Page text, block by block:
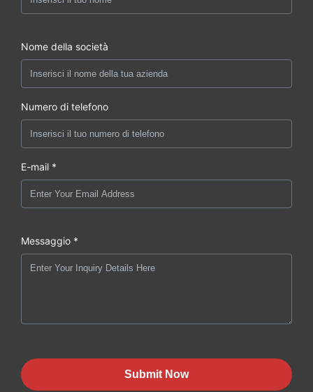
Nome della società
Numero di telefono
E-mail *
Messaggio *
Submit Now